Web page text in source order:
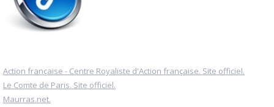
Action française - Centre Royaliste d'Action française. Site officiel.
Le Comte de Paris. Site officiel.
Maurras.net.